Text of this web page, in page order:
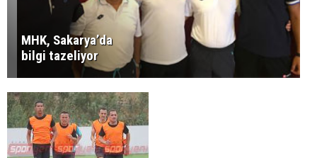
MHK, Sakarya’da
bilgi tazeliyor